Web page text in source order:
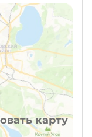
карту